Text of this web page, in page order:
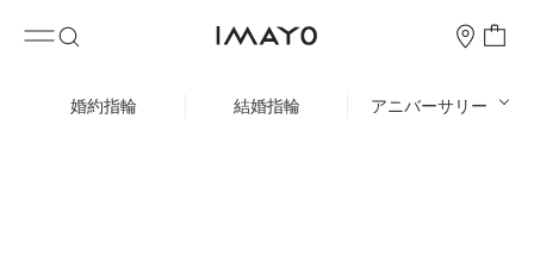
婚約指輪 結婚指輪 アニバーサリー